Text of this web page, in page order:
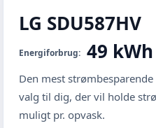
LG SDU587HV
Energiforbrug: 49 kWh
Den mest
valg til dig, der vil holde
muligt pr. opvask.